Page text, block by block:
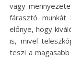
vagy
fárasztó munkát
előnye, hogy
is, mivel
teszi a